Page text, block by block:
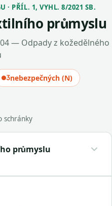
· PŘÍL. 1, VYHL. 8/2021 SB.
průmyslu
— Odpady z kožedělného
3nebezpečných (N)
schránky
průmyslu